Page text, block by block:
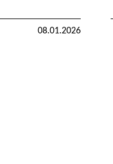
08.01.2026